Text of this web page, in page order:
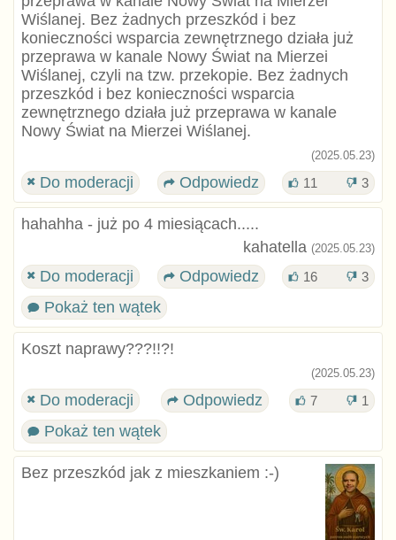
Wiślanej. Bez żadnych przeszkód i bez
konieczności wsparcia zewnętrznego działa już
przeprawa w kanale Nowy Świat na Mierzei
Wiślanej, czyli na tzw. przekopie. Bez żadnych
przeszkód i bez konieczności wsparcia
zewnętrznego działa już przeprawa w kanale
Nowy Świat na Mierzei Wiślanej.
(2025.05.23)
Do moderacji Odpowiedz 11 3
hahahha - już po 4 miesiącach.....
kahatella (2025.05.23)
Do moderacji Odpowiedz 16 3
Pokaż ten wątek
Koszt naprawy???!!?!
(2025.05.23)
Do moderacji Odpowiedz 7 1
Pokaż ten wątek
Bez przeszkód jak z mieszkaniem :⁠-⁠)